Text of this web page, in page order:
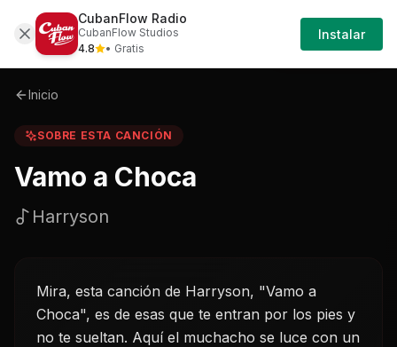
Sobre Vamo-a-choca-harryson
Iniciar
Sesión
Inicio
SOBRE ESTA CANCIÓN
Vamo a Choca
Harryson
Mira, esta canción de Harryson, "Vamo a
Choca", es de esas que te entran por los pies y
no te sueltan. Aquí el muchacho se luce con un
CubanFlow Radio
CubanFlow Studios
4.8
• Gratis
Instalar